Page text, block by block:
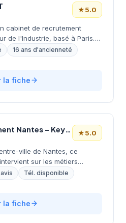
★5.0
cabinet de recrutement
de l'Industrie, basé à Paris.
aussi bien aux
en quête de talents dans
16 ans d'ancienneté
la fiche
Cabinet de recrutement Nantes – Keyman Executive Search ★5.0
ville de Nantes, ce
sur les métiers
des entreprises dans
La structure développe
du recrutement en
approfondie du tissu
Tél. disponible
la fiche